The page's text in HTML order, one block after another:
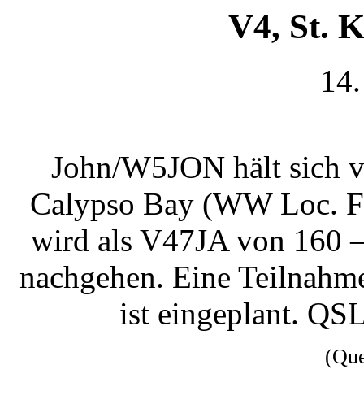
V4, St.
John/W5JON hält sich
Calypso Bay (WW Loc.
wird als V47JA von 160
nachgehen. Eine
ist eingeplant.